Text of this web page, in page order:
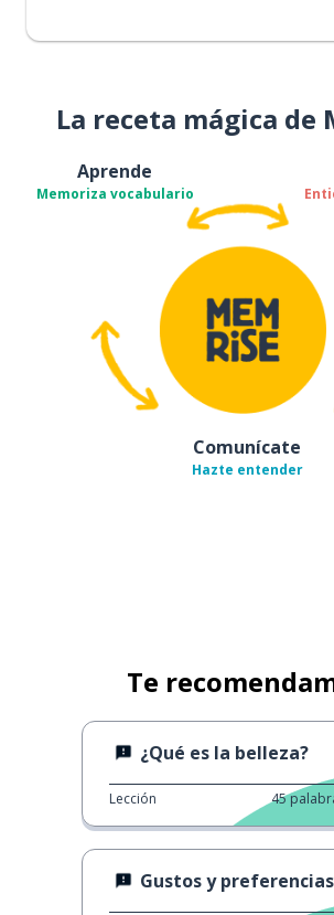
La receta mágica de
Aprende
Memoriza vocabulario
Comunícate
Hazte entender
Te
¿Qué es la belleza?
Lección 45
Gustos y